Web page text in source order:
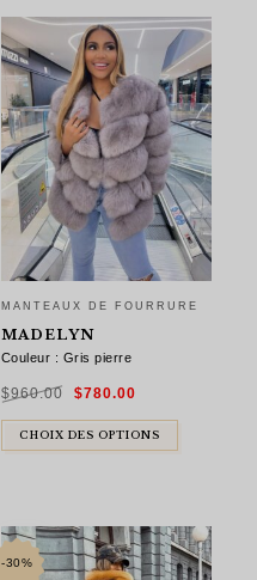
MANTEAUX DE FOURRURE
MADELYN
Couleur : Gris pierre
$960.00
Le
prix
était :
$960.00.
$780.00prix
est :
$780.00.
CHOIX DES OPTIONS
-30%